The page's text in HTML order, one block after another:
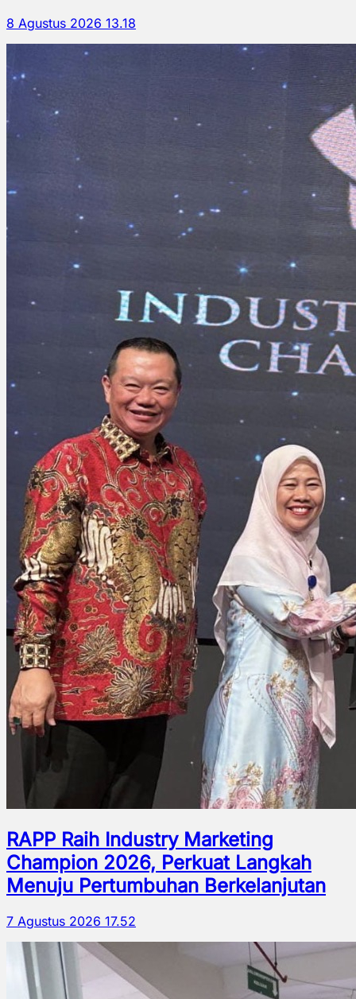
8 Agustus 2026 13.18
RAPP Raih Industry Marketing
Champion 2026, Perkuat Langkah
Menuju Pertumbuhan Berkelanjutan
7 Agustus 2026 17.52